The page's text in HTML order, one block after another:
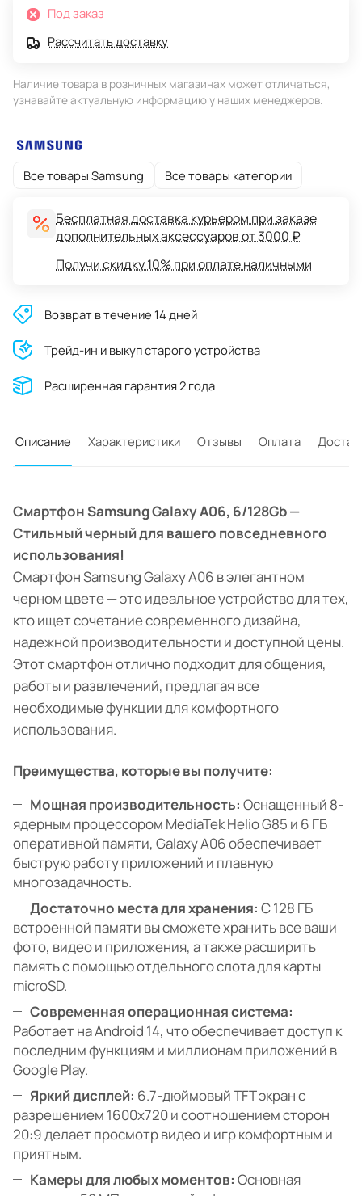
Под заказ
Рассчитать доставку
Наличие товара в розничных магазинах может отличаться,
узнавайте актуальную информацию у наших менеджеров.
Все товары Samsung Все товары категории
Бесплатная доставка курьером при заказе
дополнительных аксессуаров от 3000 ₽
Получи скидку 10% при оплате наличными
Возврат в течение 14 дней
Трейд-ин и выкуп старого устройства
Расширенная гарантия 2 года
Описание Характеристики Отзывы Оплата
Смартфон Samsung Galaxy A06, 6/128Gb —
Стильный черный для вашего повседневного
использования!
Смартфон Samsung Galaxy A06 в элегантном
черном цвете — это идеальное устройство для тех,
кто ищет сочетание современного дизайна,
надежной производительности и доступной цены.
Этот смартфон отлично подходит для общения,
работы и развлечений, предлагая все
необходимые функции для комфортного
использования.
Преимущества, которые вы получите:
Мощная производительность: Оснащенный 8-
ядерным процессором MediaTek Helio G85 и 6 ГБ
оперативной памяти, Galaxy A06 обеспечивает
быструю работу приложений и плавную
многозадачность.
Достаточно места для хранения: С 128 ГБ
встроенной памяти вы сможете хранить все ваши
фото, видео и приложения, а также расширить
память с помощью отдельного слота для карты
microSD.
Современная операционная система:
Работает на Android 14, что обеспечивает доступ к
последним функциям и миллионам приложений в
Google Play.
Яркий дисплей: 6.7-дюймовый TFT экран с
разрешением 1600x720 и соотношением сторон
20:9 делает просмотр видео и игр комфортным и
приятным.
Камеры для любых моментов: Основная